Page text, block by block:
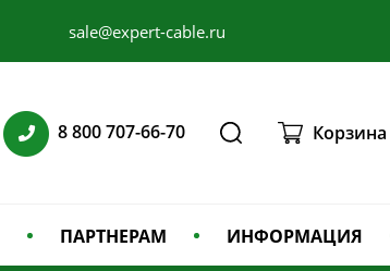
sale@expert-cable.ru
8 800 707-66-70 Корзина
ПАРТНЕРАМ ИНФОРМАЦИЯ